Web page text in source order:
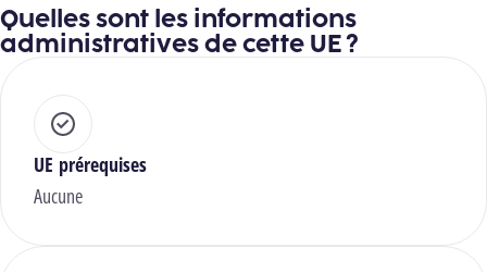
Quelles sont les informations
administratives de cette UE ?
UE prérequises
Aucune